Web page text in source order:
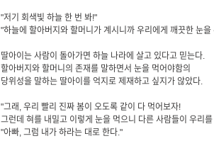
"저기 회색빛 하늘 한 번 봐!"
"하늘에 할아버지와 할머니가 계시니까 우리에게 깨끗한 눈을
딸아이는 사람이 돌아가면 하늘 나라에 살고 있다고 믿는다.
할아버지와 할머니의 존재를 말하면서 눈을 먹어야함의
당위성을 말하는 딸아이를 억지로 제재하고 싶지가 않았다.
"그래, 우리 빨리 진짜 봄이 오도록 같이 다 먹어보자!
그런데 혀를 내밀고 이렇게 눈을 먹으니 다른 사람들이 우리
"아빠, 그럼 내가 하라는 대로 한다."